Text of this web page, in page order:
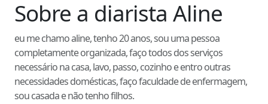
Sobre a diarista Aline
eu me chamo aline, tenho 20 anos, sou uma pessoa
completamente organizada, faço todos dos serviços
necessário na casa, lavo, passo, cozinho e entro outras
necessidades domésticas, faço faculdade de enfermagem,
sou casada e não tenho filhos.